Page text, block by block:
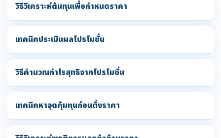
วิธีวิเคราะห์ต้นทุนเพื่อกำหนดราคา
เทคนิคประเมินผลโปรโมชั่น
วิธีคำนวณกำไรสุทธิจากโปรโมชั่น
เทคนิคหาจุดคุ้มทุนก่อนตั้งราคา